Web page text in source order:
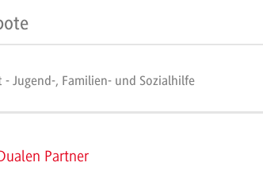
- Jugend-, Familien- und Sozialhilfe
Partner